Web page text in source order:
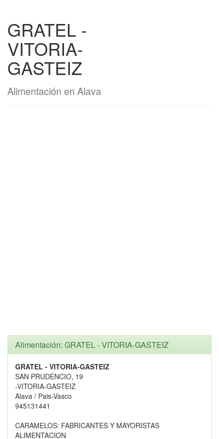
GRATEL -
VITORIA-
GASTEIZ
Alimentación en Alava
Alimentación: GRATEL - VITORIA-GASTEIZ
GRATEL - VITORIA-GASTEIZ
SAN PRUDENCIO, 19
-VITORIA-GASTEIZ
Alava / Pais-Vasco
945131441
CARAMELOS: FABRICANTES Y MAYORISTAS
ALIMENTACION